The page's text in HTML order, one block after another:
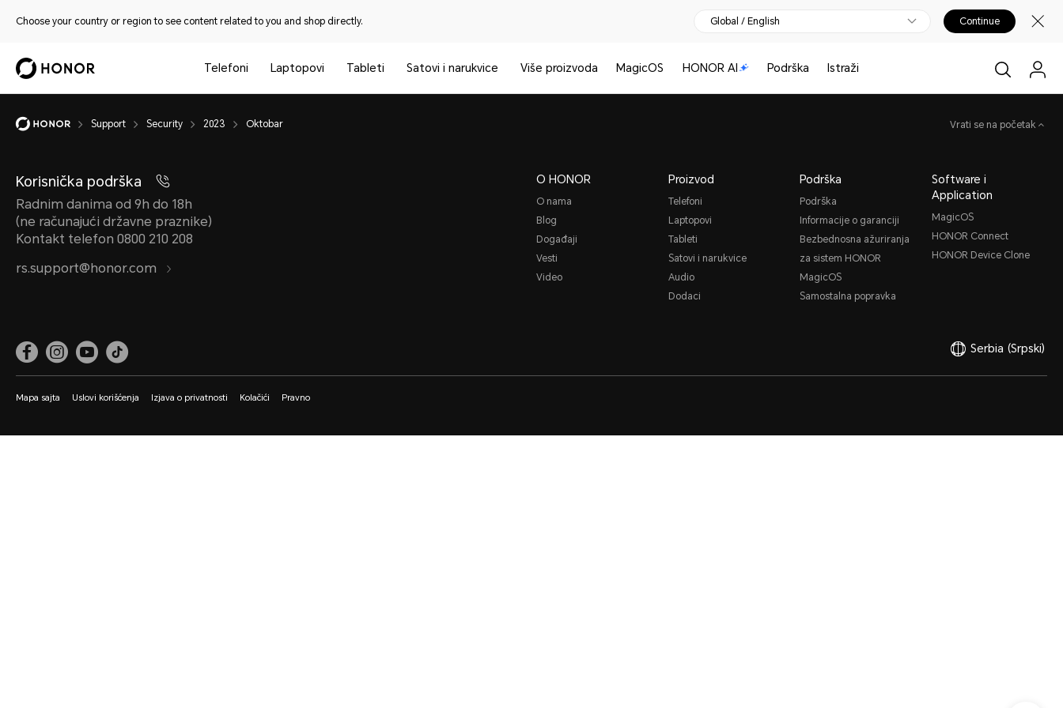
Choose your country or region to see content related to you and shop directly. Global / English Continue
Telefoni Laptopovi Tableti Satovi i narukvice Više proizvoda MagicOS HONOR AI Podrška Istraži
Support Security 2023 Oktobar Vrati se na početak
Korisnička podrška
Radnim danima od 9h do 18h
(ne računajući državne praznike)
Kontakt telefon 0800 210 208
rs.support@honor.com
O HONOR
O nama
Blog
Događaji
Vesti
Video
Proizvod
Telefoni
Laptopovi
Tableti
Satovi i narukvice
Audio
Dodaci
Podrška
Podrška
Informacije o garanciji
Bezbednosna ažuriranja
za sistem HONOR
MagicOS
Samostalna popravka
Software i
Application
MagicOS
HONOR Connect
HONOR Device Clone
Serbia (Srpski)
Mapa sajta Uslovi korišćenja Izjava o privatnosti Kolačići Pravno